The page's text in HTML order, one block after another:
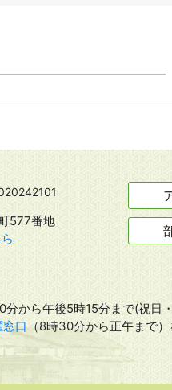
577番地
分から午後5時15分まで(祝日
窓口（8時30分から正午まで）